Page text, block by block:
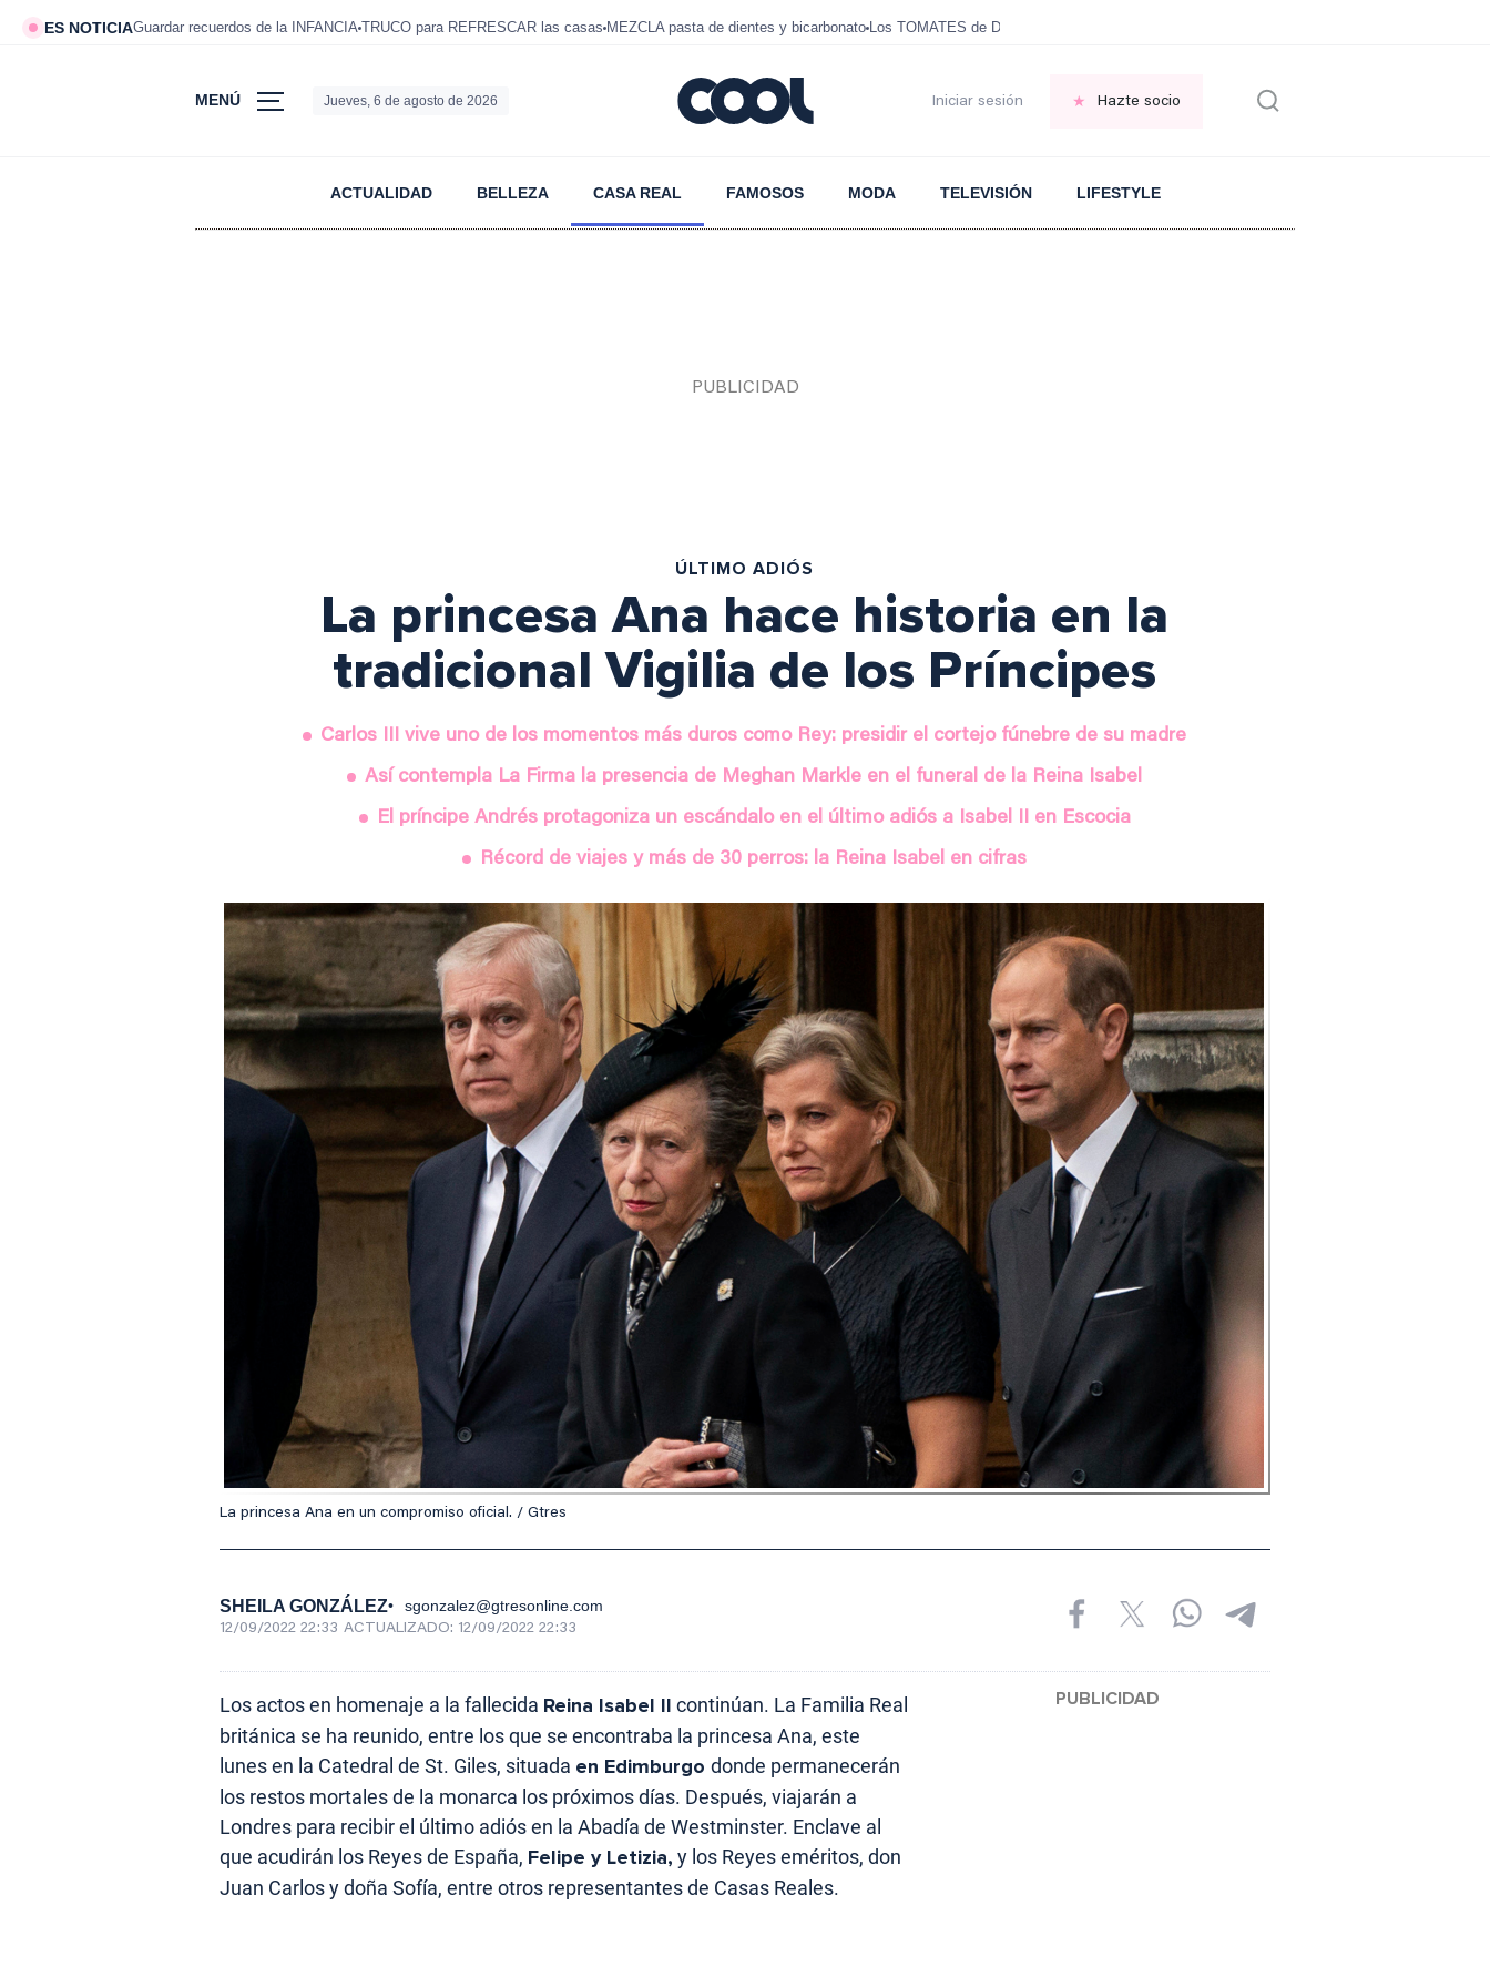
ES NOTICIAGuardar recuerdos de la INFANCIA TRUCO para REFRESCAR las casas MEZCLA pasta de dientes y bicarbonato Los TOMATES de Dani García
MENÚ Jueves, 6 de agosto de 2026 Iniciar sesión Hazte socio
ACTUALIDAD BELLEZA CASA REAL FAMOSOS MODA TELEVISIÓN LIFESTYLE
ÚLTIMO ADIÓS
La princesa Ana hace historia en la
tradicional Vigilia de los Príncipes
Carlos III vive uno de los momentos más duros como Rey: presidir el cortejo fúnebre de su madre
Así contempla La Firma la presencia de Meghan Markle en el funeral de la Reina Isabel
El príncipe Andrés protagoniza un escándalo en el último adiós a Isabel II en Escocia
Récord de viajes y más de 30 perros: la Reina Isabel en cifras
La princesa Ana en un compromiso oficial. / Gtres
SHEILA GONZÁLEZ sgonzalez@gtresonline.com
12/09/2022 22:33 ACTUALIZADO: 12/09/2022 22:33
Los actos en homenaje a la fallecida Reina Isabel II continúan. La Familia Real
británica se ha reunido, entre los que se encontraba la princesa Ana, este
lunes en la Catedral de St. Giles, situada en Edimburgo donde permanecerán
los restos mortales de la monarca los próximos días. Después, viajarán a
Londres para recibir el último adiós en la Abadía de Westminster. Enclave al
que acudirán los Reyes de España, Felipe y Letizia, y los Reyes eméritos, don
Juan Carlos y doña Sofía, entre otros representantes de Casas Reales.